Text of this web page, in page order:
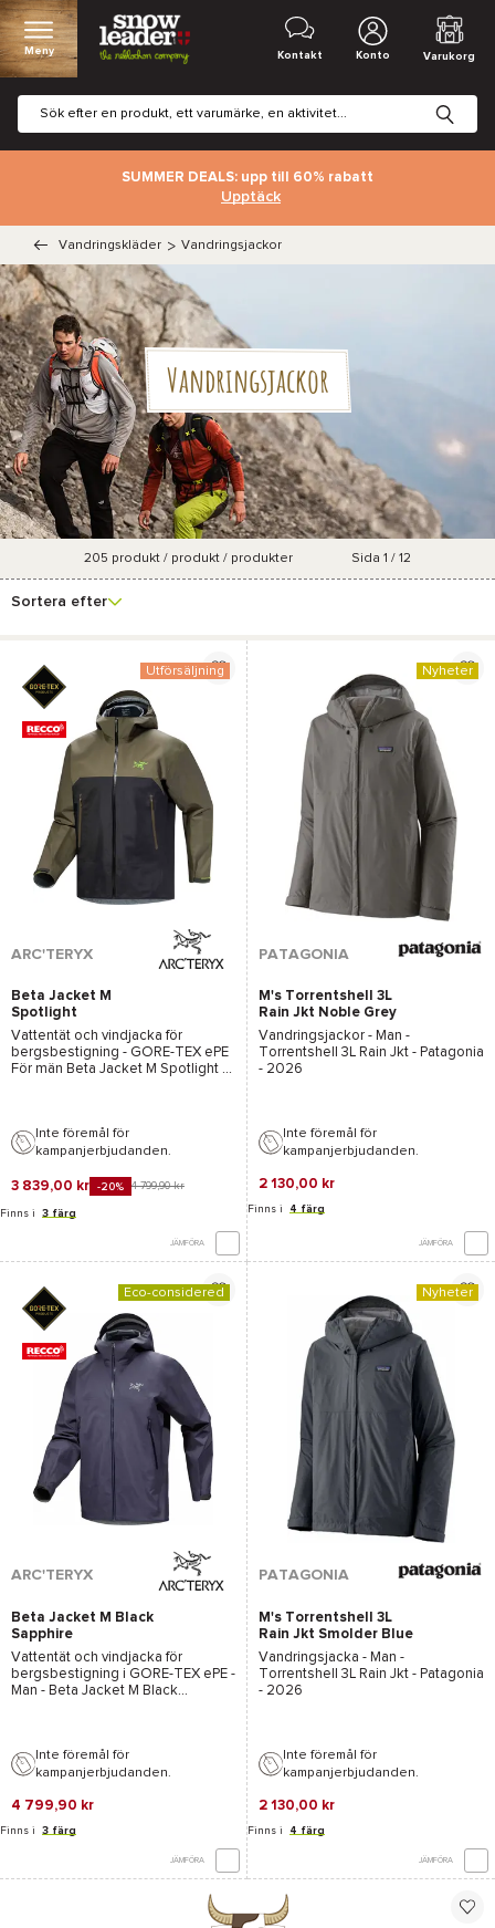
Meny Kontakt Konto Varukorg
SUMMER DEALS: upp till 60% rabatt
Upptäck
Vandringskläder > Vandringsjackor
Vandringsjackor
filter
205 produkt / produkt / produkter Sida 1 / 12
Sortera efter
Utförsäljning
ARC'TERYX
Beta Jacket M
Spotlight
Vattentät och vindjacka för
bergsbestigning - GORE-TEX ePE
För män Beta Jacket M Spotlight -
Inte föremål för
kampanjerbjudanden.
3 839,00 kr -20% 4 799,90 kr
Finns i 3 färg
JÄMFÖRA
Nyheter
PATAGONIA
M's Torrentshell 3L
Rain Jkt Noble Grey
Vandringsjackor - Man -
Torrentshell 3L Rain Jkt - Patagonia
- 2026
Inte föremål för
kampanjerbjudanden.
2 130,00 kr
Finns i 4 färg
JÄMFÖRA
Eco-considered
ARC'TERYX
Beta Jacket M Black
Sapphire
Vattentät och vindjacka för
bergsbestigning i GORE-TEX ePE -
Man - Beta Jacket M Black
Inte föremål för
kampanjerbjudanden.
4 799,90 kr
Finns i 3 färg
JÄMFÖRA
Nyheter
PATAGONIA
M's Torrentshell 3L
Rain Jkt Smolder Blue
Vandringsjacka - Man -
Torrentshell 3L Rain Jkt - Patagonia
- 2026
Inte föremål för
kampanjerbjudanden.
2 130,00 kr
Finns i 4 färg
JÄMFÖRA